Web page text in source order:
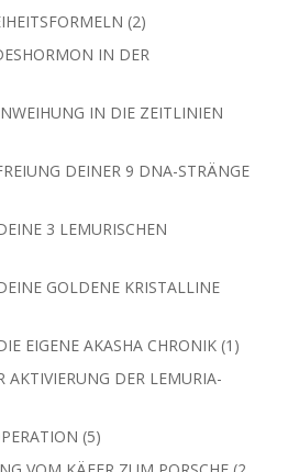
22
Produkte
IN DER
IN DIE ZEITLINIEN
DEINER 9 DNA-STRÄNGE
3 LEMURISCHEN
GOLDENE KRISTALLINE
EIGENE AKASHA CHRONIK 1 1
AKTIVIERUNG DER LEMURIA-
55
Produkte